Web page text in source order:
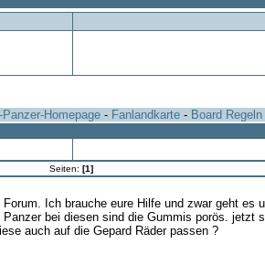
Panzer-Homepage - Fanlandkarte - Board Regeln
Seiten: [1]
Ich brauche eure Hilfe und zwar geht
bei diesen sind die Gummis porös.
auch auf die Gepard Räder passen ?